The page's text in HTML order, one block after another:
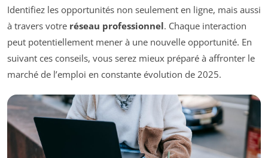
Identifiez les opportunités non seulement en ligne, mais aussi
à travers votre réseau professionnel. Chaque interaction
peut potentiellement mener à une nouvelle opportunité. En
suivant ces conseils, vous serez mieux préparé à affronter le
marché de l’emploi en constante évolution de 2025.